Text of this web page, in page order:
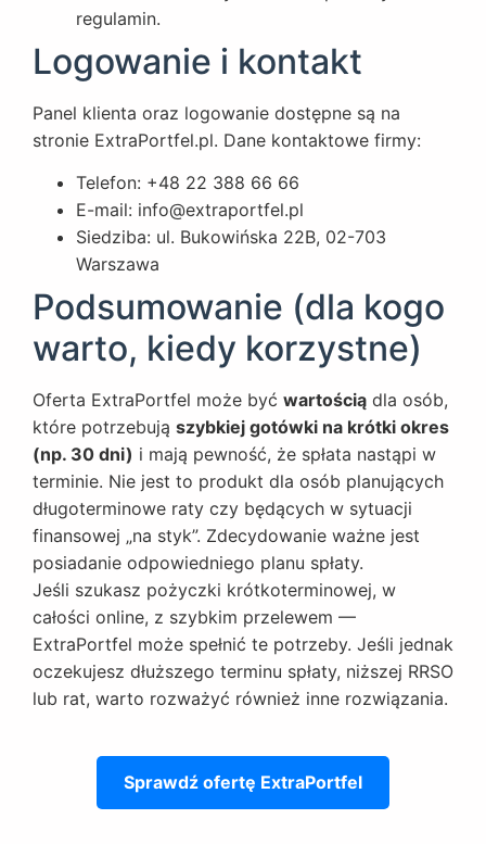
regulamin.
Logowanie i kontakt
Panel klienta oraz logowanie dostępne są na
stronie ExtraPortfel.pl. Dane kontaktowe firmy:
Telefon: +48 22 388 66 66
E-mail: info@extraportfel.pl
Siedziba: ul. Bukowińska 22B, 02-703
Warszawa
Podsumowanie (dla kogo
warto, kiedy korzystne)
Oferta ExtraPortfel może być wartością dla osób,
które potrzebują szybkiej gotówki na krótki okres
(np. 30 dni) i mają pewność, że spłata nastąpi w
terminie. Nie jest to produkt dla osób planujących
długoterminowe raty czy będących w sytuacji
finansowej „na styk”. Zdecydowanie ważne jest
posiadanie odpowiedniego planu spłaty.
Jeśli szukasz pożyczki krótkoterminowej, w
całości online, z szybkim przelewem —
ExtraPortfel może spełnić te potrzeby. Jeśli jednak
oczekujesz dłuższego terminu spłaty, niższej RRSO
lub rat, warto rozważyć również inne rozwiązania.
Sprawdź ofertę ExtraPortfel